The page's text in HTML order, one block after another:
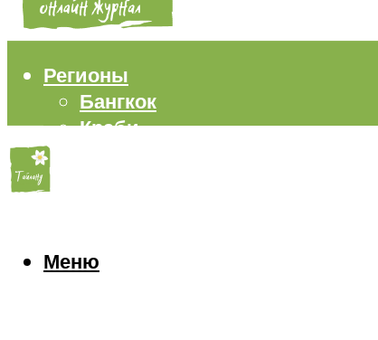
Регионы
Бангкок
Краби
Еда
Меню